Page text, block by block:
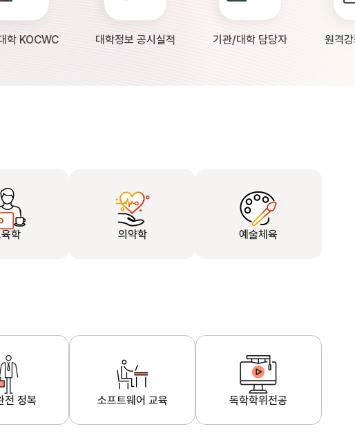
학 KOCWC 대학정보 공시실적 기관/대학 담당자 원격
학 의약학 예술체육
전 정복 소프트웨어 교육 독학학위전공